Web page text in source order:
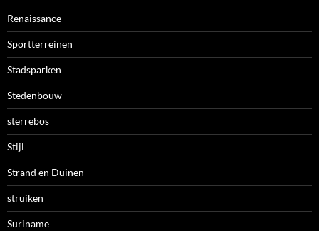
Renaissance
Sportterreinen
Stadsparken
Stedenbouw
sterrebos
Stijl
Strand en Duinen
struiken
Suriname